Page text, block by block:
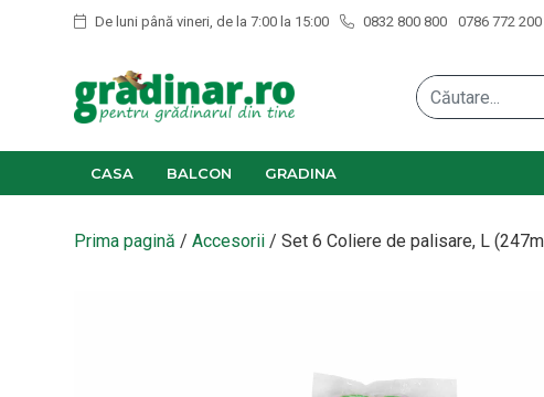
De luni până vineri, de la 7:00 la 15:00 0832 800 800 0786 772 200
CASA BALCON GRADINA
Prima pagină / Accesorii / Set 6 Coliere de palisare, L